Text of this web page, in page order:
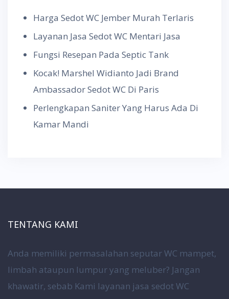
Harga Sedot WC Jember Murah Terlaris
Layanan Jasa Sedot WC Mentari Jasa
Fungsi Resepan Pada Septic Tank
Kocak! Marshel Widianto Jadi Brand
Ambassador Sedot WC Di Paris
Perlengkapan Saniter Yang Harus Ada Di
Kamar Mandi
TENTANG KAMI
Anda memiliki permasalahan seputar WC mampet,
limbah ataupun lumpur yang meluber? Jangan
khawatir, sebab Kami layanan jasa sedot WC